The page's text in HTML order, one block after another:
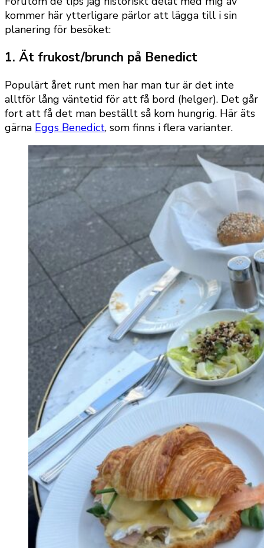
kommer här ytterligare pärlor att lägga till i sin
planering för besöket:
1. Ät frukost/brunch på Benedict
Populärt året runt men har man tur är det inte
alltför lång väntetid för att få bord (helger). Det går
fort att få det man beställt så kom hungrig. Här äts
gärna Eggs Benedict, som finns i flera varianter.